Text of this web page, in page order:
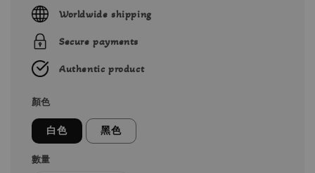
price
Worldwide shipping
Secure payments
Authentic product
顏色
白色 黑色
數量